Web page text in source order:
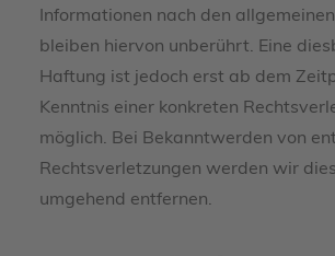
Informationen nach den
bleiben hiervon unberührt. Eine
Haftung ist jedoch erst ab dem
Kenntnis einer konkreten
möglich. Bei Bekanntwerden von
Rechtsverletzungen werden wir
umgehend entfernen.